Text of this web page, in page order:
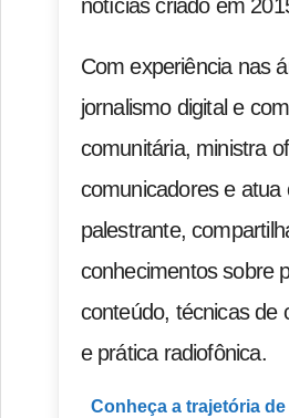
notícias criado em
Com experiência nas
jornalismo digital e
comunitária, ministra
comunicadores e atua
palestrante,
conhecimentos sobre
conteúdo, técnicas de
e prática radiofônica.
Conheça a trajetória